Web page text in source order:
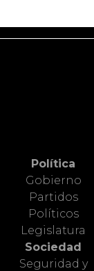
Política
Gobierno
Partidos
Políticos
Legislatura
Sociedad
Seguridad y